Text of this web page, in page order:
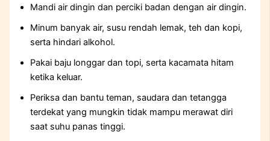
Mandi air dingin dan perciki badan dengan air dingin.
Minum banyak air, susu rendah lemak, teh dan kopi,
serta hindari alkohol.
Pakai baju longgar dan topi, serta kacamata hitam
ketika keluar.
Periksa dan bantu teman, saudara dan tetangga
terdekat yang mungkin tidak mampu merawat diri
saat suhu panas tinggi.